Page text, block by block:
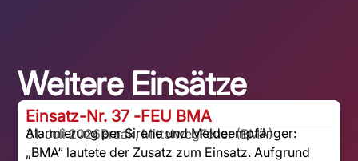
Weitere Einsätze
Einsatz-Nr. 37 -FEU BMA
31. Juli 2026Braak, MittelwegFeuer (BMA)
Alarmierung per Sirene und Meldeempfänger:
„BMA“ lautete der Zusatz zum Einsatz. Aufgrund